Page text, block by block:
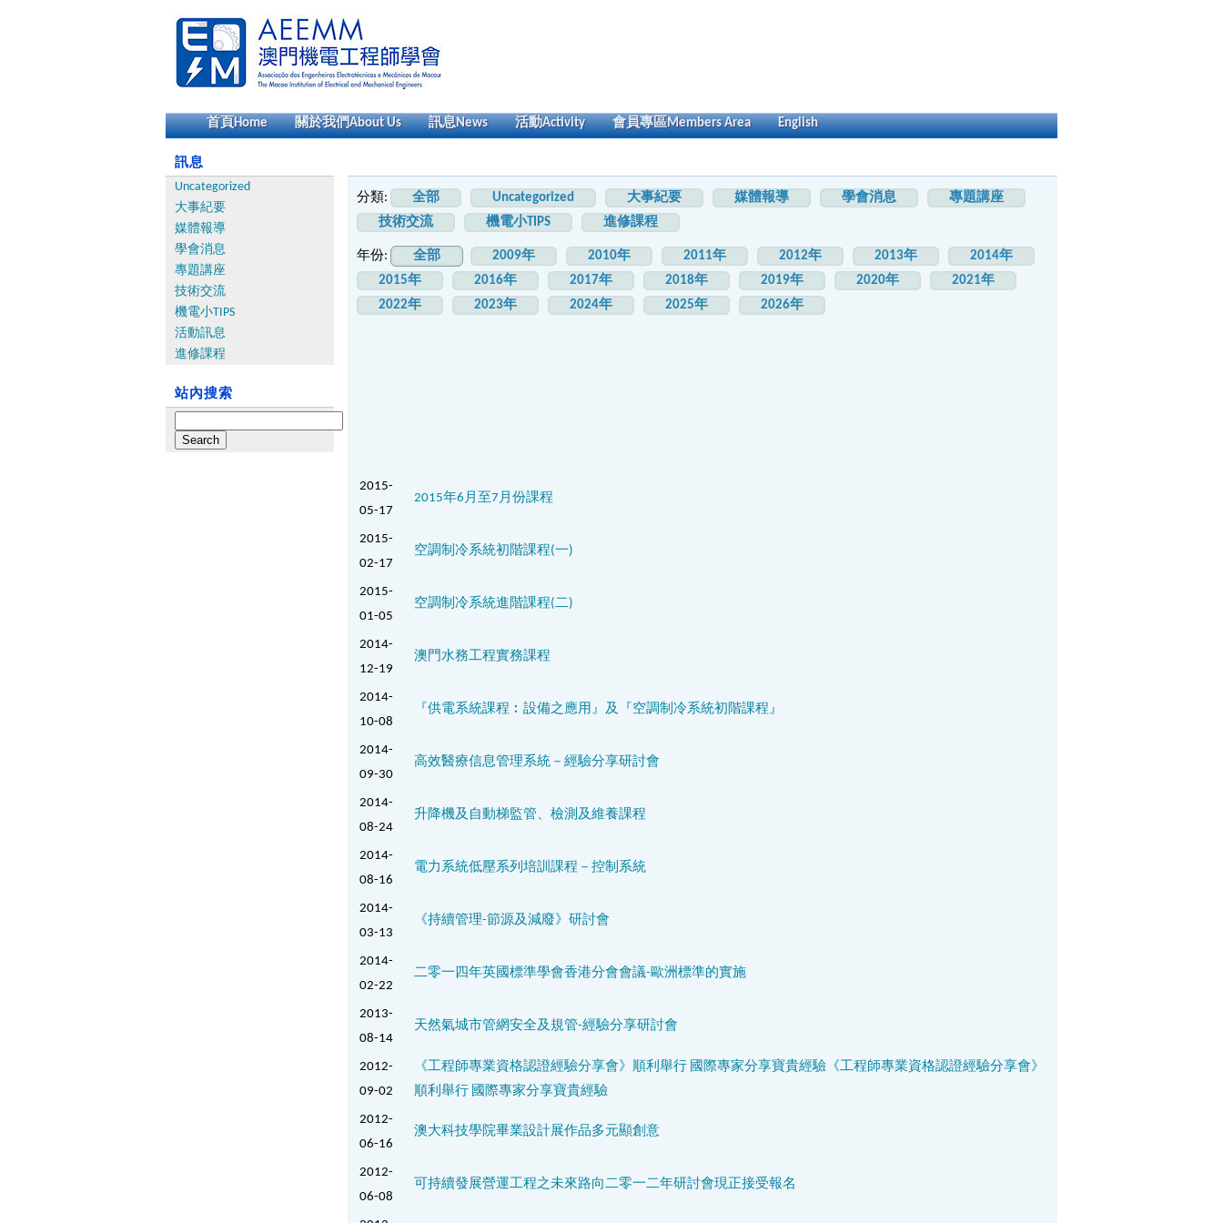
首頁Home 關於我們About Us 訊息News 活動Activity 會員專區Members Area English
訊息
Uncategorized
大事紀要
媒體報導
學會消息
專題講座
技術交流
機電小TIPS
活動訊息
進修課程
站內搜索
for:
分類: 全部 Uncategorized 大事紀要 媒體報導 學會消息
專題講座
技術交流
機電小TIPS 進修課程
年份: 全部 2009年 2010年 2011年 2012年 2013年
2014年
2015年
2016年 2017年 2018年 2019年 2020年
2021年
2022年
2023年 2024年 2025年 2026年
2015-
05-17
2015年6月至7月份課程
2015-
02-17
空調制冷系統初階課程(一)
2015-
01-05
空調制冷系統進階課程(二)
2014-
12-19
澳門水務工程實務課程
2014-
10-08
『供電系統課程︰設備之應用』及『空調制冷系統初階課程』
2014-
09-30
高效醫療信息管理系統－經驗分享研討會
2014-
08-24
升降機及自動梯監管、檢測及維養課程
2014-
08-16
電力系統低壓系列培訓課程－控制系統
2014-
03-13
《持續管理-節源及減廢》研討會
2014-
02-22
二零一四年英國標準學會香港分會會議-歐洲標準的實施
2013-
08-14
天然氣城市管網安全及規管-經驗分享研討會
2012-
09-02
《工程師專業資格認證經驗分享會》順利舉行 國際專家分享寶貴經驗 《工程師專業資格認證經驗分享會》
順利舉行 國際專家分享寶貴經驗
2012-
06-16
澳大科技學院畢業設計展作品多元顯創意
2012-
06-08
可持續發展營運工程之未來路向二零一二年研討會現正接受報名